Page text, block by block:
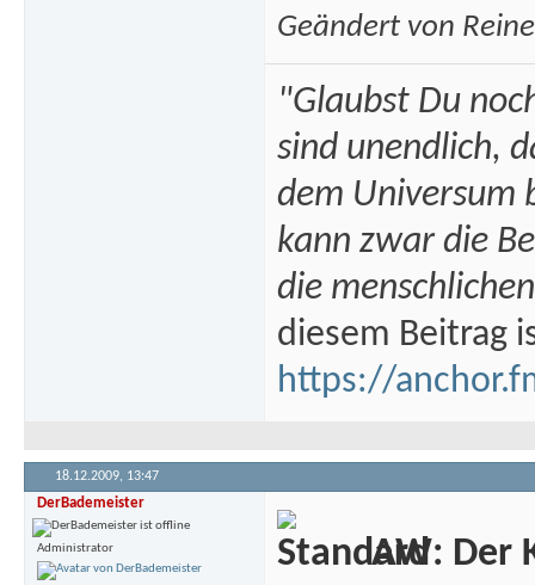
Geändert von
"Glaubst Du
sind unendlich,
dem Universum
kann zwar die
die
diesem Beitrag
https://
18.12.2009, 13:47
DerBademeister
Administrator AW: Der